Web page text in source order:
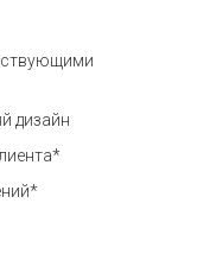
дизайн